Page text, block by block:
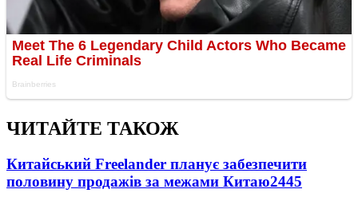
ЧИТАЙТЕ ТАКОЖ
Китайський Freelander планує забезпечити
половину продажів за межами Китаю2445